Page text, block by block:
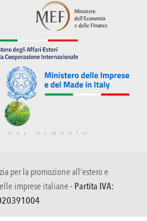
per la promozione all’estero e
imprese italiane - Partita IVA: